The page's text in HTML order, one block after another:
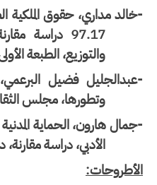
مداري، حقوق الملكية
97.17 دراسة
والتوزيع، الطبعة الأولى، 2005
فضيل البرعمي،
وتطورها، مجلس الثقافة
هارون، الحماية المدنية
الأدبي، دراسة مقارنة، دار